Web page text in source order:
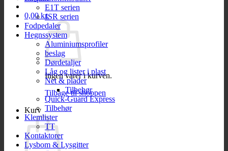
0,00kr.
Ingen varer i kurven.
Tilbage til shoppen
Kurv
E1T serien
JSR serien
Fodpedaler
Hegnssystem
Aluminiumsprofiler
beslag
Dørdetaljer
Låg og lister i plast
Net & plader
Tilbehør
Quick-Guard Express
Tilbehør
Klemlister
TT
Kontaktorer
Lysbom & Lysgitter